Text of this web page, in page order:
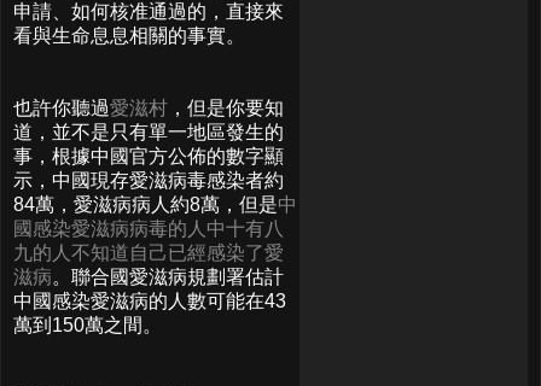
申請、如何核准通過的，直接來
看與生命息息相關的事實。
也許你聽過愛滋村 ，但是你要知
道，並不是只有單一地區發生的
事，根據中國官方公佈的數字顯
示，中國現存愛滋病毒感染者約
84萬，愛滋病病人約8萬，但是中
國感染愛滋病病毒的人中十有八
九的人不知道自己已經感染了愛
滋病。聯合國愛滋病規劃署估計
中國感染愛滋病的人數可能在43
萬到150萬之間。